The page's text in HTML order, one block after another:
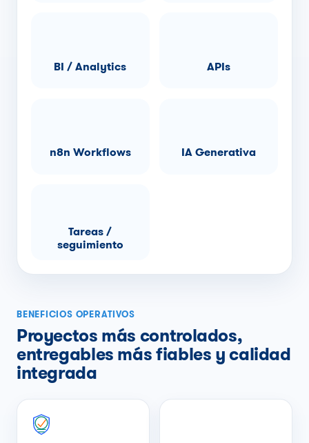
BI / Analytics APIs
n8n Workflows IA Generativa
Tareas /
seguimiento
BENEFICIOS OPERATIVOS
Proyectos más controlados,
entregables más fiables y calidad
integrada